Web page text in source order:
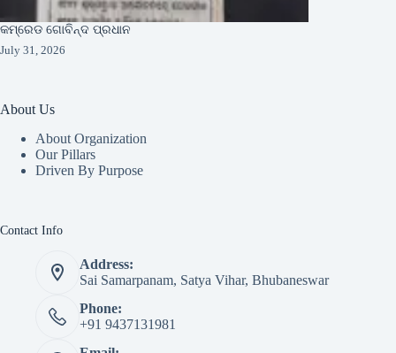
କମ୍ରେଡ ଗୋବିନ୍ଦ ପ୍ରଧାନ
July 31, 2026
About Us
About Organization
Our Pillars
Driven By Purpose​
Contact Info
Address:
Sai Samarpanam, Satya Vihar, Bhubaneswar
Phone:
+91 9437131981